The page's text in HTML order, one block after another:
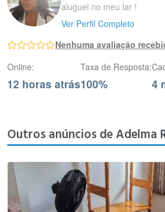
aluguel no meu lar !
Ver Perfil Completo
Nenhuma avaliação
Online:
12 horas atrás
Taxa de Resposta:
100% 4
Outros anúncios de Adelma